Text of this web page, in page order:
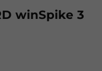
winSpike 3